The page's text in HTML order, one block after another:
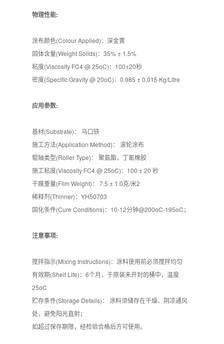
物理性能:
涂布颜色(Colour Applied)：深金黄
固体含量(Weight Solids)：35% ± 1.5%
粘度(Viscosity FC4 @ 25oC)：100±20秒
密度(Specific Gravity @ 20oC)：0.985 ± 0.015 Kg/Litre
应用参数:
基材(Substrate)： 马口铁
施工方法(Application Method)： 滚轮涂布
辊轴类型(Roller Type)： 聚氨酯，丁氰橡胶
施工粘度(Viscosity FC4 @ 25oC)：100 ± 20 秒
干膜重量(Film Weight)： 7.5 ± 1.0克/米2
稀释剂(Thinner)：YH50703
固化条件(Cure Conditions)：10-12分钟@200oC-195oC；
注意事项:
搅拌指示(Mixing Instructions)：涂料使用前必须搅拌均匀
有效期(Shelf Life)：6个月，于原装未开封的桶中，温度
25oC
贮存条件(Storage Details)： 涂料须储存在干燥、阴凉通风
处，避免阳光直射；
如超过保存期限，经检验合格后方可使用。